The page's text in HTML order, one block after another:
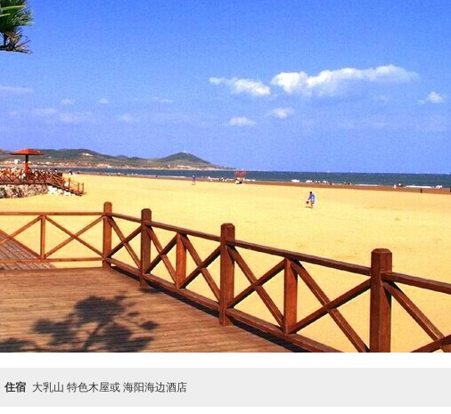
住宿 大乳山 特色木屋或 海阳海边酒店